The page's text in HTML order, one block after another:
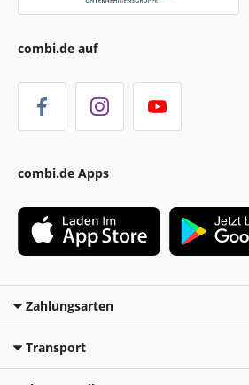
combi.de auf
combi.de Apps
Zahlungsarten
Transport